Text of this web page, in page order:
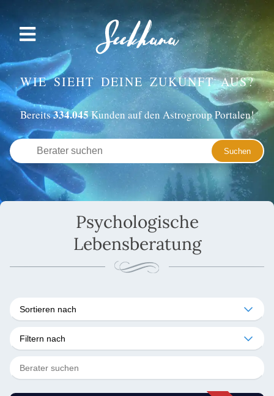
WIE SIEHT DEINE ZUKUNFT AUS?
Bereits334.045Kunden auf den Astrogroup Portalen!
Psychologische
Lebensberatung
Sortieren nach
Filtern nach